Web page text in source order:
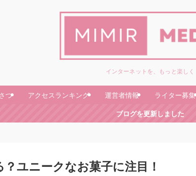
インターネットを、もっと楽しく
つ アクセスランキング 運営者情報 ライター募集
ブログを更新しました
ユニークなお菓子に注目！